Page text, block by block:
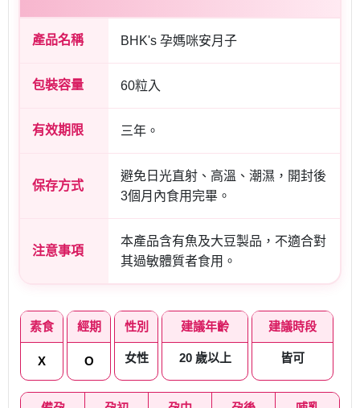
產品名稱 BHK's 孕媽咪安月子
包裝容量 60粒入
有效期限 三年。
保存方式
避免日光直射、高溫、潮濕，開封後
3個月內食用完畢。
注意事項
本產品含有魚及大豆製品，不適合對
其過敏體質者食用。
素食
X
經期
O
性別
女性
建議年齡
20 歲以上
建議時段
皆可